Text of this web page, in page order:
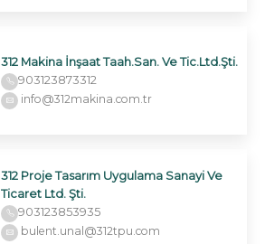
312 Makina İnşaat Taah.San. Ve Tic.Ltd.Şti.
903123873312
info@312makina.com.tr
312 Proje Tasarım Uygulama Sanayi Ve
Ticaret Ltd. Şti.
903123853935
bulent.unal@312tpu.com